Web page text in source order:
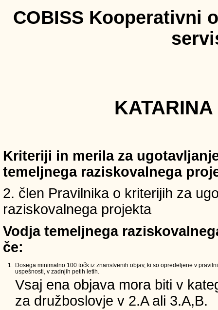
COBISS Kooperativni
Kriteriji in merila za
temeljnega raziskovalnega
2. člen Pravilnika o kriterijih za
raziskovalnega projekta
Vodja temeljnega
če:
1. Dosega minimalno 100 točk iz znanstvenih objav, ki so opredeljene v
uspešnosti, v zadnjih petih letih.
Vsaj ena objava mora biti v
za družboslovje v 2.A ali 3.A,B.